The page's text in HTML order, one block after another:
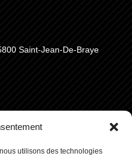
utilisons des technologies
Saint-Jean-De-Braye